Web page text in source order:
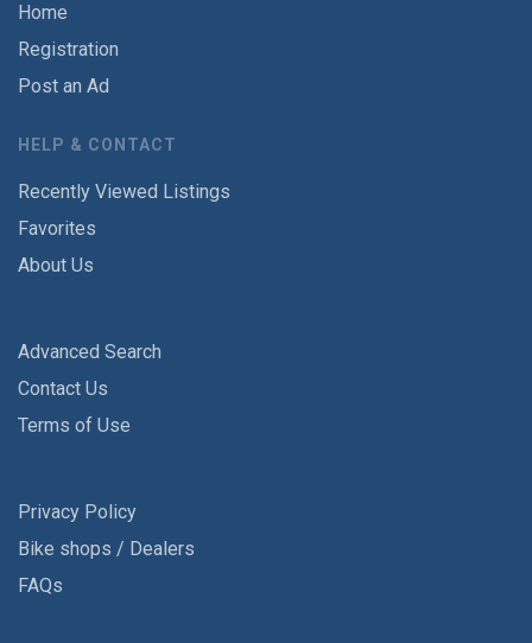
Home
Registration
Post an Ad
HELP & CONTACT
Recently Viewed Listings
Favorites
About Us
Advanced Search
Contact Us
Terms of Use
Privacy Policy
Bike shops / Dealers
FAQs